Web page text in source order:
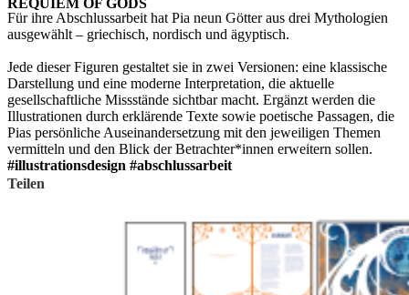
REQUIEM OF GODS
Für ihre Abschlussarbeit hat Pia neun Götter aus drei Mythologien
ausgewählt – griechisch, nordisch und ägyptisch.
Jede dieser Figuren gestaltet sie in zwei Versionen: eine klassische
Darstellung und eine moderne Interpretation, die aktuelle
gesellschaftliche Missstände sichtbar macht. Ergänzt werden die
Illustrationen durch erklärende Texte sowie poetische Passagen, die
Pias persönliche Auseinandersetzung mit den jeweiligen Themen
vermitteln und den Blick der Betrachter*innen erweitern sollen.
#illustrationsdesign #abschlussarbeit
Teilen